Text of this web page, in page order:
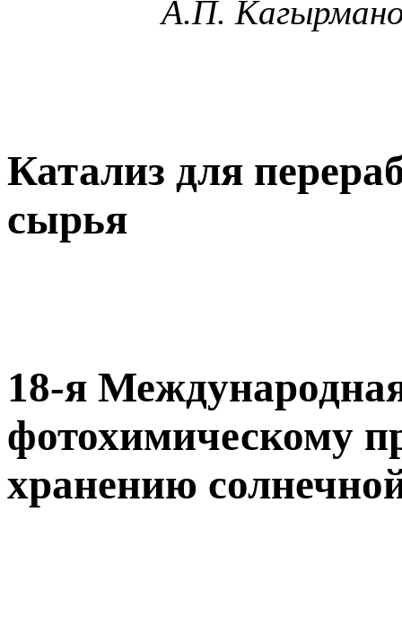
А.П.
Катализ для
сырья
18-я
фотохимическому
хранению